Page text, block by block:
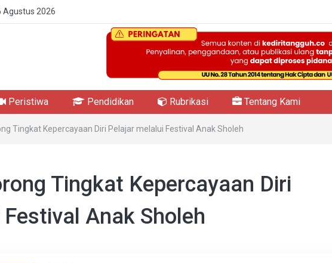
Agustus 2026
Peristiwa Pendidikan Rubrikasi Tentang Kami
Tingkat Kepercayaan Diri Pelajar melalui Festival Anak Sholeh
Tingkat Kepercayaan Diri
Anak Sholeh